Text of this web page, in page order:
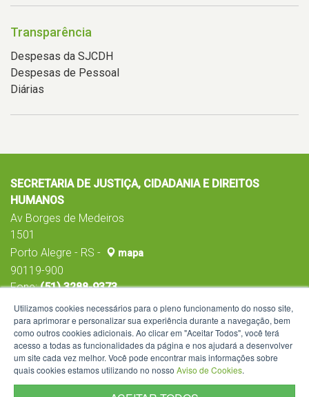
Transparência
Despesas da SJCDH
Despesas de Pessoal
Diárias
SECRETARIA DE JUSTIÇA, CIDADANIA E DIREITOS
HUMANOS
Av Borges de Medeiros
1501
Porto Alegre - RS -
mapa
90119-900
Fone:(51) 3288-9373
Utilizamos cookies necessários para o pleno funcionamento do nosso site,
para aprimorar e personalizar sua experiência durante a navegação, bem
como outros cookies adicionais. Ao clicar em "Aceitar Todos", você terá
acesso a todas as funcionalidades da página e nos ajudará a desenvolver
um site cada vez melhor. Você pode encontrar mais informações sobre
quais cookies estamos utilizando no nosso Aviso de Cookies.